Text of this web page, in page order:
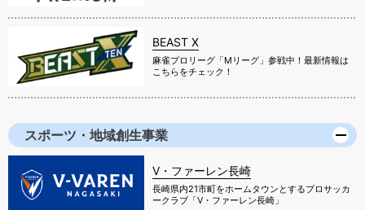
BEAST X
麻雀プロリーグ「Mリーグ」参戦中！最新情報は
こちらをチェック！
スポーツ・地域創生事業
V・ファーレン長崎
長崎県内21市町をホームタウンとするプロサッカ
ークラブ「V・ファーレン長崎」